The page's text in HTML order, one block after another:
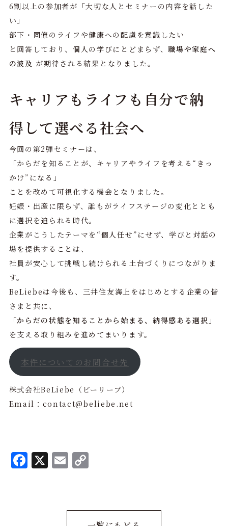
6割以上の参加者が「大切な人とセミナーの内容を話した
い」
部下・同僚のライフや健康への配慮を意識したい
と回答しており、個人の学びにとどまらず、職場や家庭へ
の波及 が期待される結果となりました。
キャリアもライフも自分で納
得して選べる社会へ
今回の第2弾セミナーは、
「からだを知ることが、キャリアやライフを考える“きっ
かけ”になる」
ことを改めて可視化する機会となりました。
妊娠・出産に限らず、誰もがライフステージの変化ととも
に選択を迫られる時代。
企業がこうしたテーマを“個人任せ”にせず、学びと対話の
場を提供することは、
社員が安心して挑戦し続けられる土台づくりにつながりま
す。
BeLiebeは今後も、三井住友海上をはじめとする企業の皆
さまと共に、
「からだの状態を知ることから始まる、納得感ある選択」
を支える取り組みを進めてまいります。
本件についてのお問合せ先
株式会社BeLiebe（ビーリーブ）
Email：contact@beliebe.net
F
a
X E
m
l
C
y